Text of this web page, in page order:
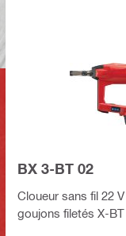
BX 3-BT 02
Cloueur sans fil 22
goujons filetés X-BT